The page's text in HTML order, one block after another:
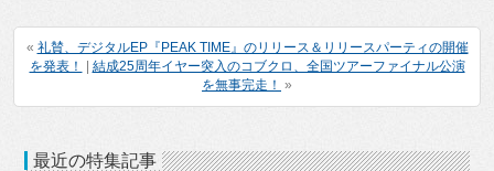
« 礼賛、デジタルEP『PEAK TIME』のリリース＆リリースパーティの開催
を発表！
結成25周年イヤー突入のコブクロ、全国ツアーファイナル公演
を無事完走！ »
最近の特集記事